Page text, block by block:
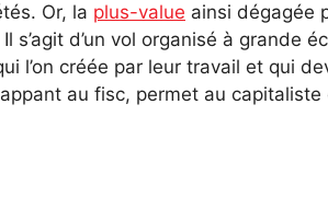
Or, la plus-value ainsi dégagée
s’agit d’un vol organisé à
l’on créée par leur travail et qui
au fisc, permet au